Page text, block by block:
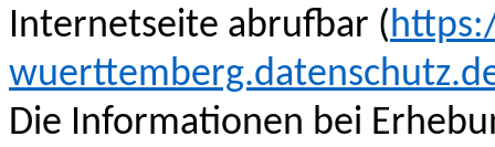
Internetseite abrufbar (‍
Die Informationen bei